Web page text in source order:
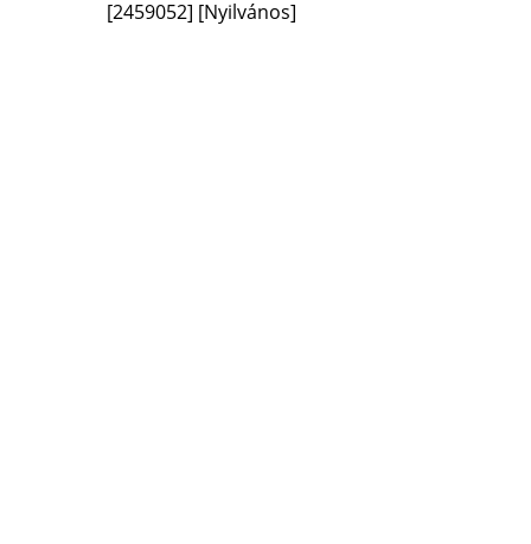
[2459052] [Nyilvános]